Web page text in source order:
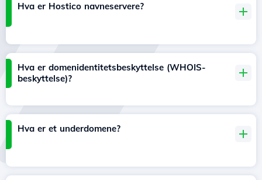
Hva er Hostico navneservere?
Hva er domenidentitetsbeskyttelse (WHOIS-
beskyttelse)?
Hva er et underdomene?